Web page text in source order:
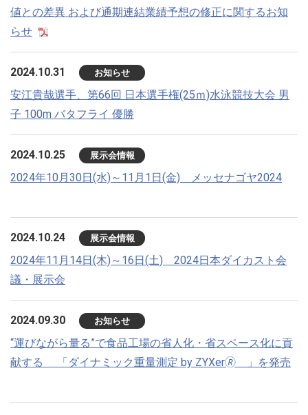
値との差異 および通期連結業績予想の修正に関するお知
らせ
2024.10.31 お知らせ
安江貴哉選手、第66回 日本選手権(25ｍ)水泳競技大会 男
子 100m バタフライ 優勝
2024.10.25 展示会情報
2024年10月30日(水)～11月1日(金) メッセナゴヤ2024
2024.10.24 展示会情報
2024年11月14日(木)～16日(土) 2024日本ダイカスト会
議・展示会
2024.09.30 お知らせ
“運びながら量る”で食品工場の省人化・省スペース化に貢
献する 「ダイナミック重量測定 by ZYXer🄬 」を発売